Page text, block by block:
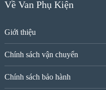
Về Van Phụ Kiện
Giới thiệu
Chính sách vận chuyển
Chính sách bảo hành